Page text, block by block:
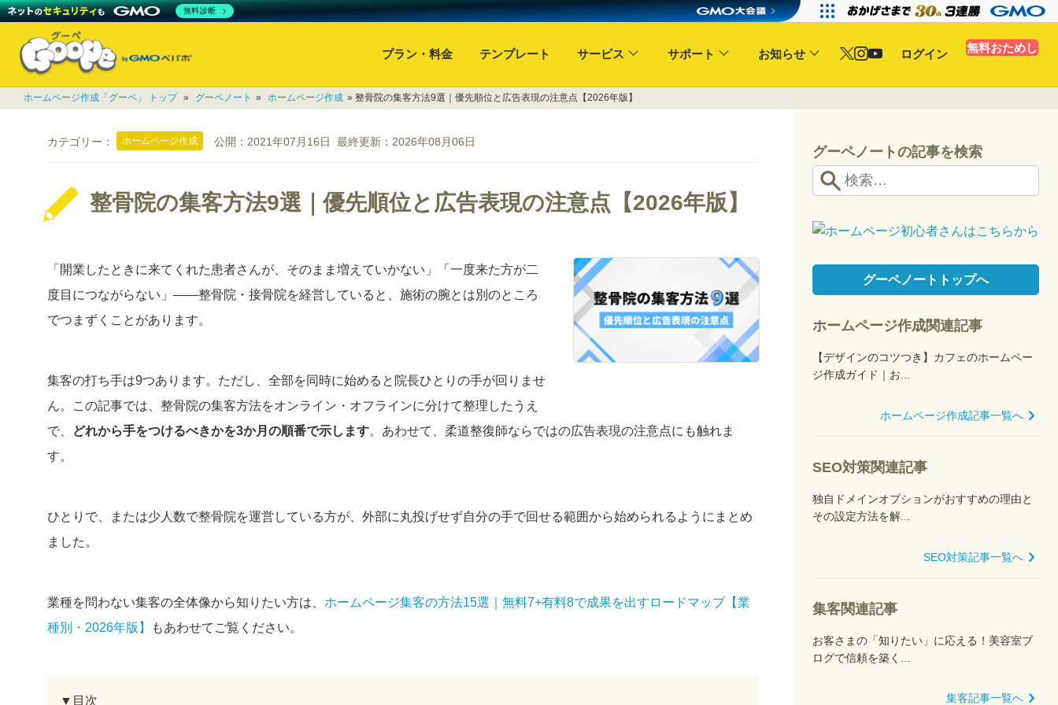
プラン・料金 テンプレート サービス サポート お知らせ ログイン 無料おためし
ホームページ作成「グーペ」 トップ » グーペノート » ホームページ作成 » 整骨院の集客方法9選｜優先順位と広告表現の注意点【2026年版】
カテゴリー： ホームページ作成 公開： 2021年07月16日 最終更新： 2026年08月06日
整骨院の集客方法9選｜優先順位と広告表現の注意点【2026年版】
「開業したときに来てくれた患者さんが、そのまま増えていかない」「一度来た方が二
度目につながらない」——整骨院・接骨院を経営していると、施術の腕とは別のところ
でつまずくことがあります。
集客の打ち手は9つあります。ただし、全部を同時に始めると院長ひとりの手が回りませ
ん。この記事では、整骨院の集客方法をオンライン・オフラインに分けて整理したうえ
で、
どれから手をつけるべきかを3か月の順番で示します。あわせて、柔道整復師ならではの広告表現の注意点にも触れま
す。
ひとりで、または少人数で整骨院を運営している方が、外部に丸投げせず自分の手で回せる範囲から始められるようにまとめ
ました。
業種を問わない集客の全体像から知りたい方は、 ホームページ集客の方法15選｜無料7+有料8で成果を出すロードマップ【業
種別・2026年版】
もあわせてご覧ください。
▼目次
グーペノートの記事を検索
グーペノートトップへ
ホームページ作成関連記事
【デザインのコツつき】カフェのホームペー
ジ作成ガイド｜お...
ホームページ作成記事一覧へ
SEO対策関連記事
独自ドメインオプションがおすすめの理由と
その設定方法を解...
SEO対策記事一覧へ
集客関連記事
お客さまの「知りたい」に応える！美容室ブ
ログで信頼を築く...
集客記事一覧へ
無料診断